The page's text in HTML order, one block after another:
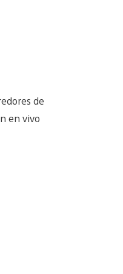
de
en vivo